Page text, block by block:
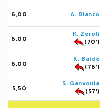
6,00 A. Bianco
6,00
K. Zeroli
(70')
6,00
K. Baldé
(76')
5,50
S. Ganvoula
(57')